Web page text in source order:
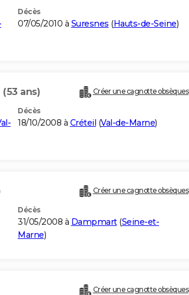
Décès
07/05/2010 à Suresnes (Hauts-de-Seine)
(53 ans) Créer une cagnotte obsèques
Décès
18/10/2008 à Créteil (Val-de-Marne)
Créer une cagnotte obsèques
Décès
31/05/2008 à Dampmart(Seine-et-
Marne)
Créer une cagnotte obsèques